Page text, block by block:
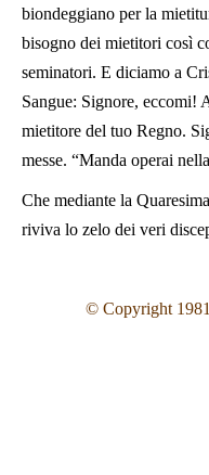
biondeggiano per la
bisogno dei mietitori così
seminatori. E diciamo a
Sangue: Signore, eccomi!
mietitore del tuo Regno.
messe. “Manda operai
Che mediante la
riviva lo zelo dei veri
© Copyright